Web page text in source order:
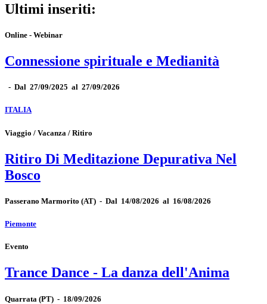
Ultimi inseriti:
Online - Webinar
Connessione spirituale e Medianità
- Dal 27/09/2025 al 27/09/2026
ITALIA
Viaggio / Vacanza / Ritiro
Ritiro Di Meditazione Depurativa Nel
Bosco
Passerano Marmorito (AT) - Dal 14/08/2026 al 16/08/2026
Piemonte
Evento
Trance Dance - La danza dell'Anima
Quarrata (PT) - 18/09/2026